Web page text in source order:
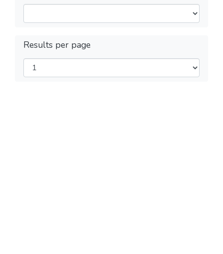
Results per page